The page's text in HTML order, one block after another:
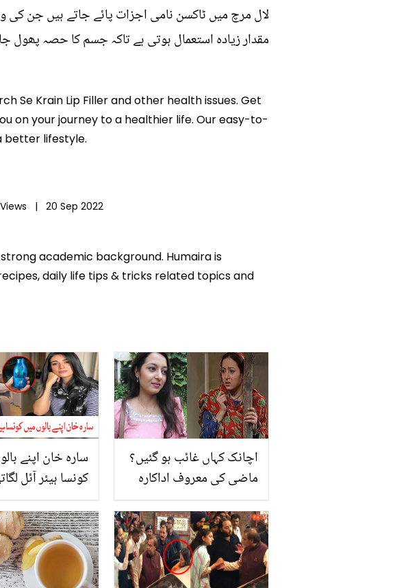
لال مرچ میں ٹاکسن نامی اجزات پائے جاتے ہیں جن
مقدار زیادہ استعمال ہوتی ہے تاکہ جسم کا حصہ
Se Krain Lip Filler and other health issues. Get
on your journey to a healthier life. Our easy-to-
better lifestyle.
Views | 20 Sep 2022
academic background. Humaira is
daily life tips & tricks related topics and
سارہ خان اپنے
کونسا ہیئر آئل
جاننا چاہتی ہے
اچانک کہاں غائب ہو گئیں؟
ماضی کی معروف اداکارہ
سے ناظرین بھی رو جاتے،
اب کہاں ہیں؟